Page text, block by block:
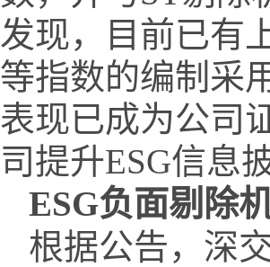
发现，目前已有
等指数的编制采
表现已成为公司
司提升ESG信息
ESG负面剔除
根据公告，深